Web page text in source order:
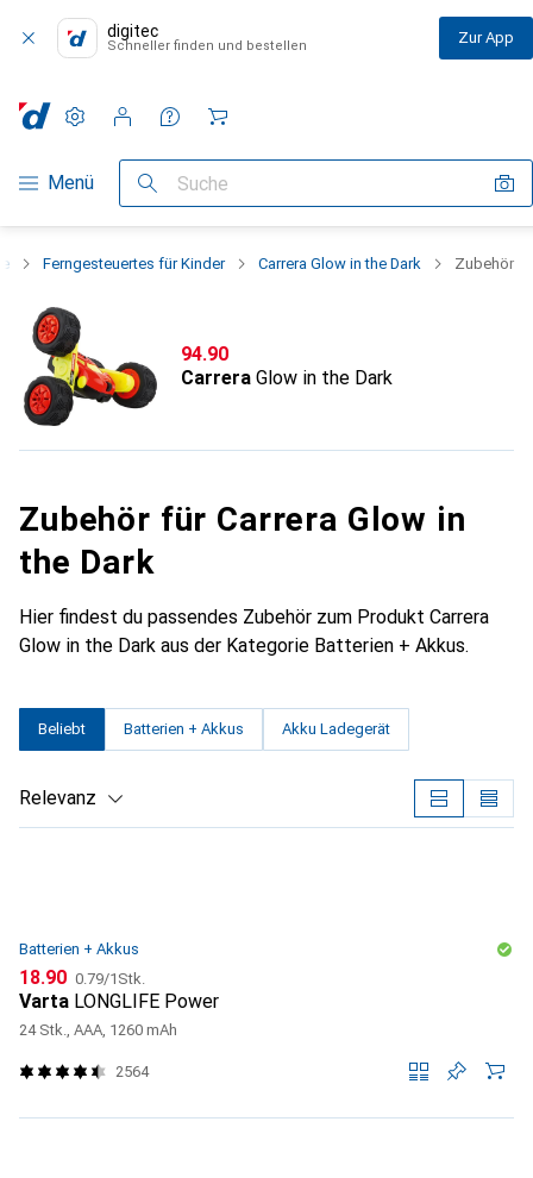
digitec
Schneller finden und bestellen Zur App
Navigation nach Kategorien
Menü Suche
Einstellungen
Kundenkonto
Vergleichslisten
Merklisten
Warenkorb
Ferngesteuertes für Kinder Carrera Glow in the Dark Zubehör
CHF
94.90
Carrera Glow in the Dark
Zubehör für Carrera Glow in
the Dark
Hier findest du passendes Zubehör zum Produkt Carrera
Glow in the Dark aus der Kategorie Batterien + Akkus.
Beliebt Batterien + Akkus Akku Ladegerät
Relevanz
Batterien + Akkus
CHF
18.90 CHF
0.79/1Stk.
Varta LONGLIFE Power
24 Stk., AAA, 1260 mAh
2564